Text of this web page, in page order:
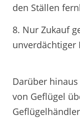
den Ställen
8. Nur Zukauf
unverdächtiger
Darüber
von Geflügel